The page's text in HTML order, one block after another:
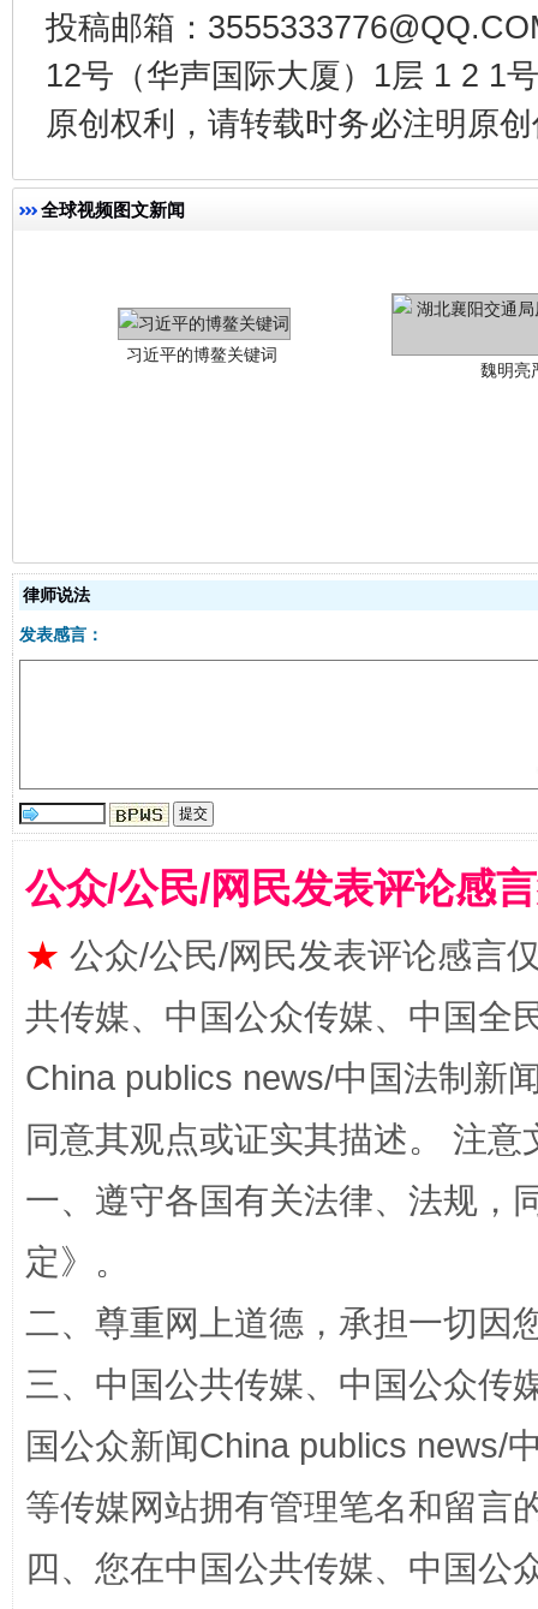
投稿邮箱：
12号（华声国际大厦）1层 1 2 1
原创权利，请转载时务必注明原
全球视频图文新闻习近平的博鳌关键词
揭批美国五大"原罪" "炒
解纷+调解+退费，一次搞定
律师说法
发表感言：
公众/公民/网民发表评论感
★ 公众/公民/网民发表评论感言
共传媒、中国公众传媒、中国全
China publics news/中国法制新
同意其观点或证实其描述。 注
一、遵守各国有关法律、法规，
定》。
二、尊重网上道德，承担一切因
三、中国公共传媒、中国公众传
国公众新闻China publics news/
等传媒网站拥有管理笔名和留言
四、您在中国公共传媒、中国公